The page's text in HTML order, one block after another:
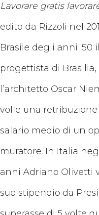
Lavorare gratis
edito da Rizzoli nel
Brasile degli anni ‘50 il
progettista di Brasilia,
l’architetto Oscar
volle una retribuzione
salario medio di un
muratore. In Italia
anni Adriano Olivetti
suo stipendio da